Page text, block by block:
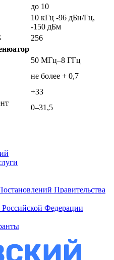
до 10
10 кГц -96 дБн/Гц,
-150 дБм
256
50 МГц–8 ГГц
не более + 0,7
+33
0–31,5
Правительства
Федерации